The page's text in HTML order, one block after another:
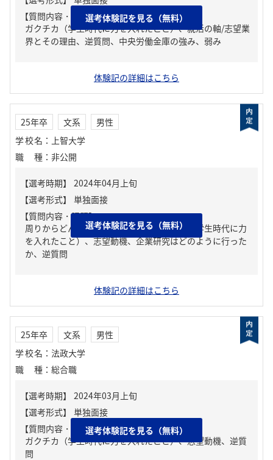
【質問内容・課題】
ガクチカ（学生時代に力を入れたこと）、就活の軸/志望業
界とその理由、逆質問、中央労働金庫の強み、弱み
選考体験記を見る（無料）
体験記の詳細はこちら
25年卒 文系
男性
学校名 ： 上智大学
職種 ： 非公開
【質問内容・課題】
周りからどんな人といわれる？、ガクチカ（学生時代に力
を入れたこと）、志望動機、企業研究はどのように行った
か、逆質問
選考体験記を見る（無料）
体験記の詳細はこちら
25年卒 文系
男性
学校名 ： 法政大学
職種 ： 総合職
【質問内容・課題】
ガクチカ（学生時代に力を入れたこと）、志望動機、逆質
問
選考体験記を見る（無料）